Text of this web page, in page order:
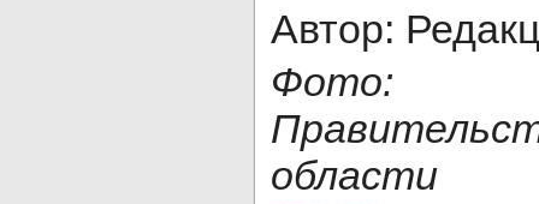
Автор:
Фото:
области